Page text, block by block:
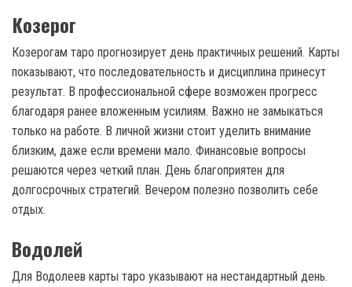
Козерог
Козерогам таро прогнозирует день практичных решений. Карты
показывают, что последовательность и дисциплина принесут
результат. В профессиональной сфере возможен прогресс
благодаря ранее вложенным усилиям. Важно не замыкаться
только на работе. В личной жизни стоит уделить внимание
близким, даже если времени мало. Финансовые вопросы
решаются через четкий план. День благоприятен для
долгосрочных стратегий. Вечером полезно позволить себе
отдых.
Водолей
Для Водолеев карты таро указывают на нестандартный день.